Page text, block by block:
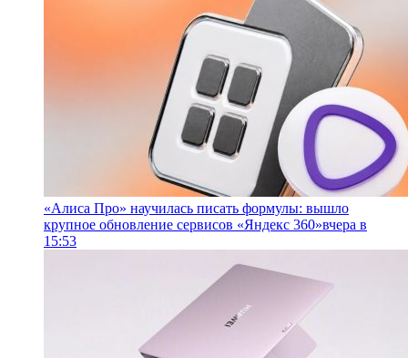
«Алиса Про» научилась писать формулы: вышло
крупное обновление сервисов «Яндекс 360»вчера в
15:53